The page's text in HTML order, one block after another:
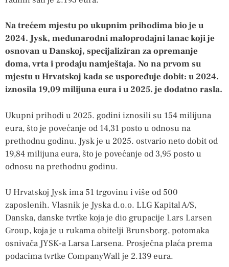
Na trećem mjestu po ukupnim prihodima bio je u
2024. Jysk, međunarodni maloprodajni lanac koji je
osnovan u Danskoj, specijaliziran za opremanje
doma, vrta i prodaju namještaja. No na prvom su
mjestu u Hrvatskoj kada se uspoređuje dobit: u 2024.
iznosila 19,09 milijuna eura i u 2025. je dodatno rasla.
Ukupni prihodi u 2025. godini iznosili su 154 milijuna
eura, što je povećanje od 14,31 posto u odnosu na
prethodnu godinu. Jysk je u 2025. ostvario neto dobit od
19,84 milijuna eura, što je povećanje od 3,95 posto u
odnosu na prethodnu godinu.
U Hrvatskoj Jysk ima 51 trgovinu i više od 500
zaposlenih. Vlasnik je Jyska d.o.o. LLG Kapital A/S,
Danska, danske tvrtke koja je dio grupacije Lars Larsen
Group, koja je u rukama obitelji Brunsborg, potomaka
osnivača JYSK-a Larsa Larsena. Prosječna plaća prema
podacima tvrtke CompanyWall je 2.139 eura.